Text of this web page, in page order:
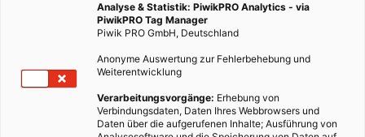
Analyse & Statistik: PiwikPRO Analytics - via
PiwikPRO Tag Manager
Piwik PRO GmbH, Deutschland
Anonyme Auswertung zur Fehlerbehebung und
Weiterentwicklung
Verarbeitungsvorgänge: Erhebung von
Verbindungsdaten, Daten Ihres Webbrowsers und
Daten über die aufgerufenen Inhalte; Ausführung von